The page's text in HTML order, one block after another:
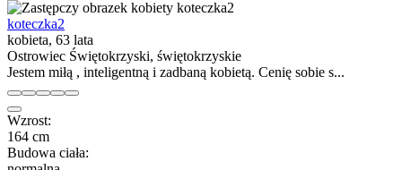
koteczka2
kobieta, 63 lata
Ostrowiec Świętokrzyski, świętokrzyskie
Jestem miłą , inteligentną i zadbaną kobietą. Cenię sobie s...
Wzrost:
164 cm
Budowa ciała: